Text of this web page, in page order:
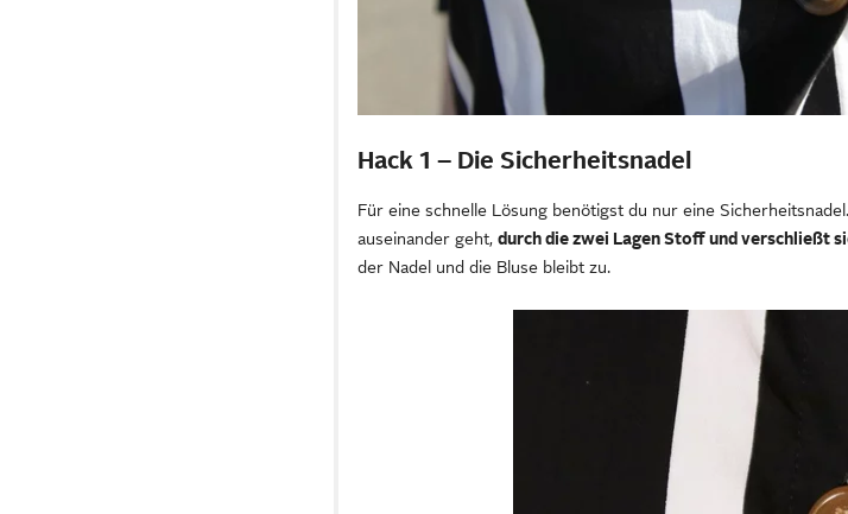
Hack 1 – Die Sicherheitsnadel
Für eine schnelle Lösung benötigst du nur eine
auseinander geht,durch die zwei Lagen Stoff und verschließt
der Nadel und die Bluse bleibt zu.